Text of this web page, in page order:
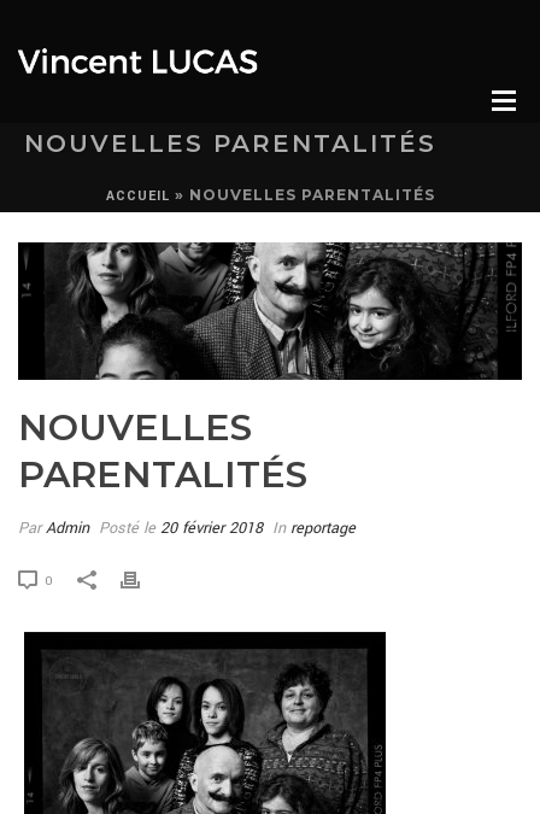
NOUVELLES PARENTALITÉS
ACCUEIL » NOUVELLES PARENTALITÉS
NOUVELLES
PARENTALITÉS
ParAdmin Posté le 20 février 2018 In reportage
0